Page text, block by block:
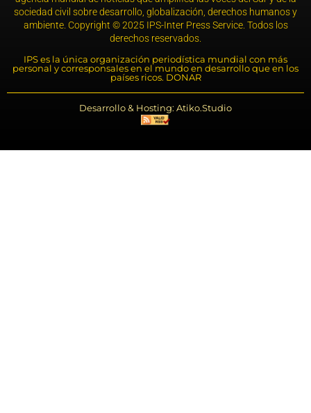
sociedad civil sobre desarrollo, globalización, derechos humanos y
ambiente. Copyright © 2025 IPS-Inter Press Service. Todos los
derechos reservados.
IPS es la única organización periodística mundial con más
personal y corresponsales en el mundo en desarrollo que en los
países ricos. DONAR
Desarrollo & Hosting: Atiko.Studio